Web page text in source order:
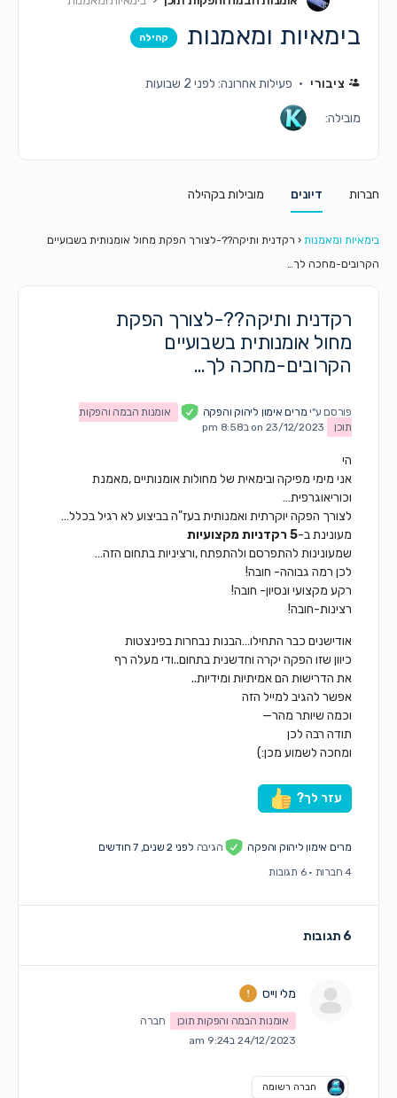
בימאיות ומאמנות קהילה
ציבורי פעילות אחרונה: לפני 2 שבועות
מובילה:
חברות דיונים מובילות בקהילה
בימאיות ומאמנות ‹ רקדנית ותיקה??-לצורך הפקת מחול אומנותית בשבועיים
הקרובים-מחכה לך…
רקדנית ותיקה??-לצורך הפקת
מחול אומנותית בשבועיים
הקרובים-מחכה לך…
פורסם ע"י מרים אימון ליהוק והפקה
אומנות הבמה והפקות
תוכן
on 23/12/2023 ב8:58 pm
הי
אני מימי מפיקה ובימאית של מחולות אומנותיים ,מאמנת
וכוריאוגרפית…
לצורך הפקה יוקרתית ואמנותית בעז"ה בביצוע לא רגיל בכלל…
מעונינת ב-5 רקדניות מקצועיות
שמעונינות להתפרסם ולהתפתח ,ורציניות בתחום הזה…
לכן רמה גבוהה- חובה!
רקע מקצועי ונסיון- חובה!
רצינות-חובה!
אודישנים כבר התחילו…הבנות נבחרות בפינצטות
כיוון שזו הפקה יקרה וחדשנית בתחום..ודי מעלה רף
את הדרישות הם אמיתיות ומידיות..
אפשר להגיב למייל הזה
וכמה שיותר מהר—
תודה רבה לכן
ומחכה לשמוע מכן:)
עזר לך?
מרים אימון ליהוק והפקה הגיבה לפני 2 שנים, 7 חודשים
4 חברות
· 6 תגובות
6 תגובות
מלי וייס
אומנות הבמה והפקות תוכן
חברה
24/12/2023 ב9:24 am
חברה רשומה